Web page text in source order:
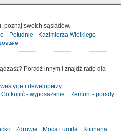
poznaj swoich sąsiadów.
Południe
Kazimierza Wielkiego
Poradź innym i znajdź radę dla
i deweloperzy
Co kupić - wyposażenie Remont - porady
Zdrowie Moda i uroda Kulinaria